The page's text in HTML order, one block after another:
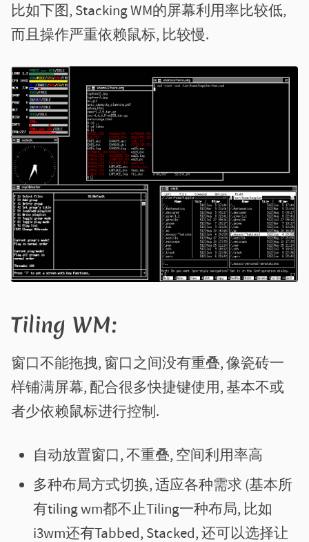
比如下图, Stacking WM的屏幕利用率比较低,
而且操作严重依赖鼠标, 比较慢.
Tiling WM:
窗口不能拖拽, 窗口之间没有重叠, 像瓷砖一
样铺满屏幕, 配合很多快捷键使用, 基本不或
者少依赖鼠标进行控制.
自动放置窗口, 不重叠, 空间利用率高
多种布局方式切换, 适应各种需求 (基本所
有tiling wm都不止Tiling一种布局, 比如
i3wm还有Tabbed, Stacked, 还可以选择让